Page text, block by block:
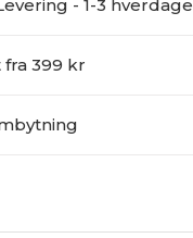
- 1-3 hverdage
fra 399 kr